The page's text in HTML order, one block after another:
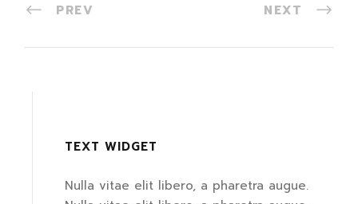
PREV NEXT
TEXT WIDGET
Nulla vitae elit libero, a pharetra augue.